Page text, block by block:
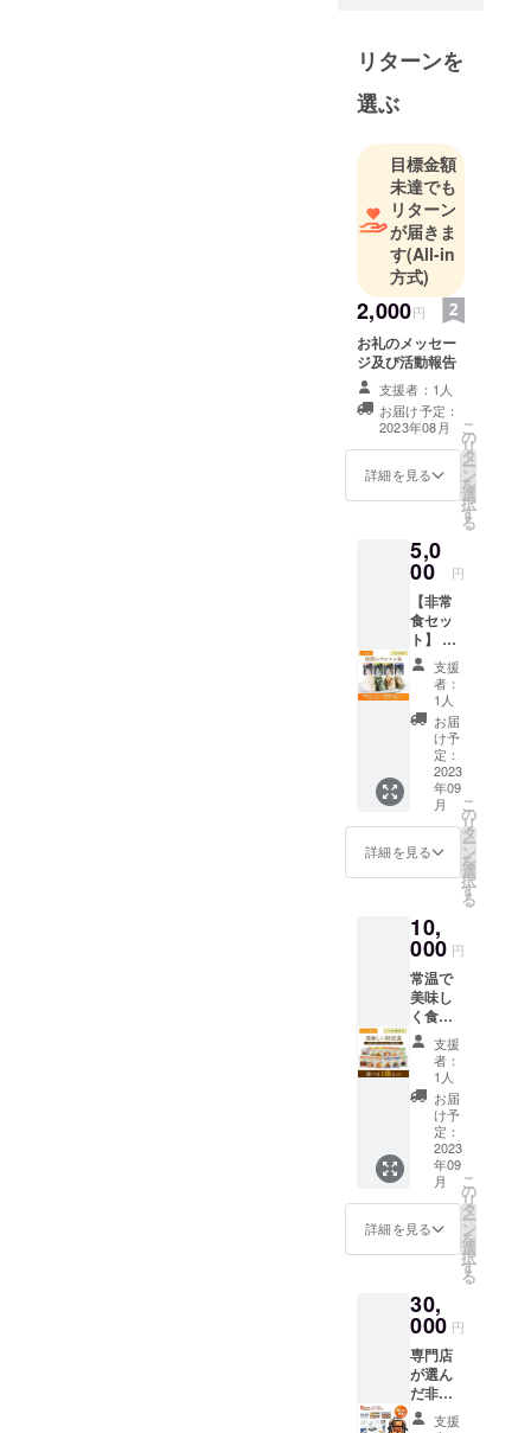
今期で4期目
に入ってい
ますが、ス
職率は０％
で請負工事
の紹介率は
100％ですの
で営業担当
はいませ
ん。数字的
にみるとよ
さそうです
が色々あり
ました。
簡単に言う
（人）に助
る会社で
今回はショ
ルダーハウ
スをPJにエ
ントリーさ
せて頂きま
したが、今
後は色々な
商品開発に
取り組んで
いきます。
考えて創造
を作り出し
にすること
で次のス
テップに出
来る会社を
目指してお
ります。
リターンを
選ぶ
目標金額
未達でも
リターン
が届きま
す(All-in
方式)
2,000円
お礼のメッセー
ジ及び活動報告
支援者：1人
お届け予定：
2023年08月
詳細を見る
こ
の
リ
タ
ー
ン
を
選
択
す
る
5,0
00 円
【非常
食セッ
ト】 商
品 尾西
食品 ア
ルファ
米 携帯
おにぎ
り 4種
類4食
セット
商品内
容 ・携
帯おに
ぎり
鮭：1食
おにぎ
り わか
め：1食
・携帯
おにぎ
り 五目
おこ
わ：1食
・携帯
おにぎ
り 昆
布：1食
内容量
／必要
水量／
出来上
がり量
め、昆
布：42g
／67ml
／109g
五目お
こわ：
45g／
支援
者：
1人
お届
け予
定：
2023
年09
月
詳細を見る
こ
の
リ
タ
ー
ン
を
選
択
す
る
10,
000 円
常温で
美味し
く食べ
られる5
年長期
保存食
「美味
しい防
災食」
美味し
い防災
食12種
類か
ら、お
好みで5
袋お選
だけま
す。
【美味
しい防
災食 12
種類】
品数 5
支援
者：
1人
お届
け予
定：
2023
年09
月
詳細を見る
こ
の
リ
タ
ー
ン
を
選
択
す
る
30,
000 円
専門店
が選ん
だ非常
用持ち
支援